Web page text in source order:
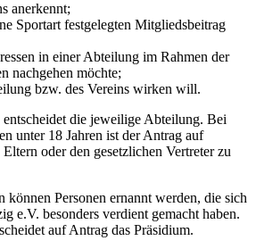
anerkennt;
Sportart festgelegten Mitgliedsbeitrag
in einer Abteilung im Rahmen der
nachgehen möchte;
bzw. des Vereins wirken will.
die jeweilige Abteilung. Bei
unter 18 Jahren ist der Antrag auf
oder den gesetzlichen Vertreter zu
Personen ernannt werden, die sich
e.V. besonders verdient gemacht haben.
auf Antrag das Präsidium.